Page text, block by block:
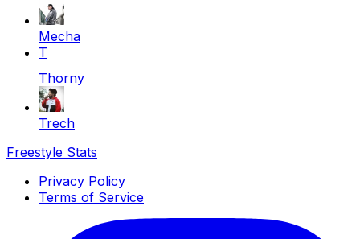
Mecha
T
Thorny
Trech
Freestyle Stats
Privacy Policy
Terms of Service